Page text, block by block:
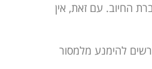
החיוב. עם זאת, אין
להימנע מלמסור